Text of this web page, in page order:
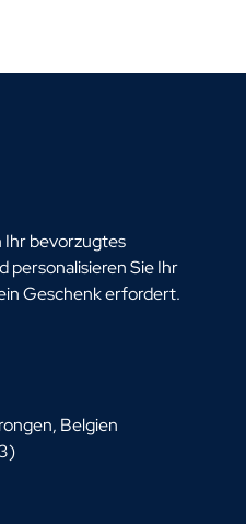
Ihr bevorzugtes
personalisieren Sie Ihr
Geschenk erfordert.
Belgien